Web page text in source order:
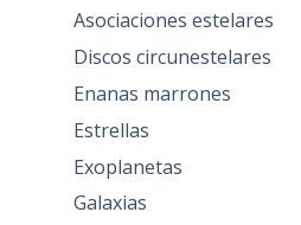
Asociaciones estelares
Discos circunestelares
Enanas marrones
Estrellas
Exoplanetas
Galaxias